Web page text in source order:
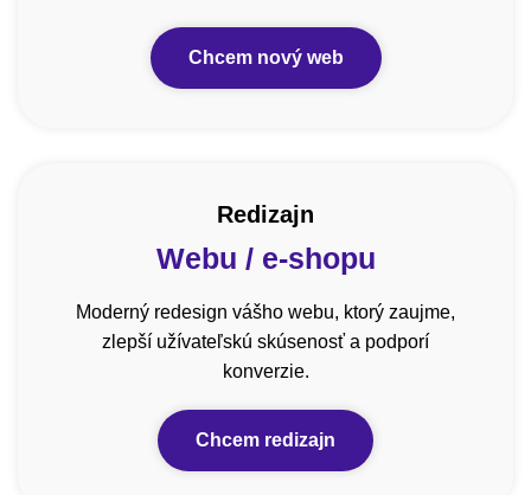
Chcem nový web
Redizajn
Webu / e-shopu
Moderný redesign vášho webu, ktorý zaujme,
zlepší užívateľskú skúsenosť a podporí
konverzie.
Chcem redizajn